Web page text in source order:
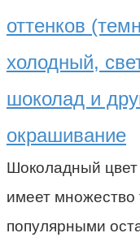
оттенков
холодный,
шоколад и
окрашивание
Шоколадный цвет
имеет
популярными